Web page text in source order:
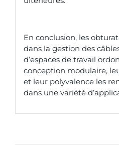
En conclusion, les
dans la gestion des
d’espaces de travail
conception modulaire,
et leur polyvalence les
dans une variété